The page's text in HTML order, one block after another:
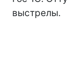
выстрелы.